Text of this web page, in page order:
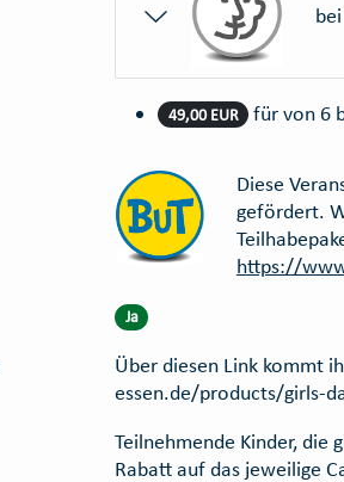
49,00 EUR für von 6
Diese
gefördert.
https://
Ja
Über diesen Link kommt
essen.de/products/girls-
Teilnehmende Kinder, die
Rabatt auf das jeweilige